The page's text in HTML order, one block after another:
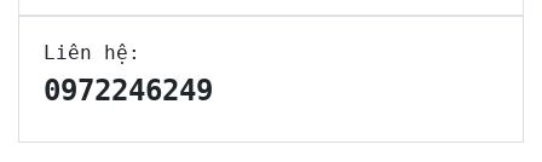
Liên hệ:
0972246249